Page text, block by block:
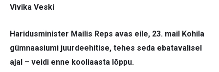
Vivika Veski
Haridusminister Mailis Reps avas eile, 23. mail Kohila
gümnaasiumi juurdeehitise, tehes seda ebatavalisel
ajal – veidi enne kooliaasta lõppu.